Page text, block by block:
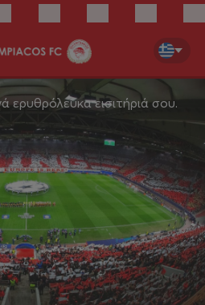
ερυθρόλευκα εισιτήριά σου.